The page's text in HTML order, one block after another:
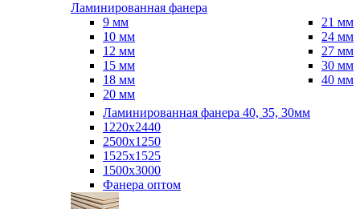
Ламинированная фанера
9 мм
10 мм
12 мм
15 мм
18 мм
20 мм
21 мм
24 мм
27 мм
30 мм
40 мм
Ламинированная фанера 40, 35, 30мм
1220x2440
2500x1250
1525x1525
1500x3000
Фанера оптом